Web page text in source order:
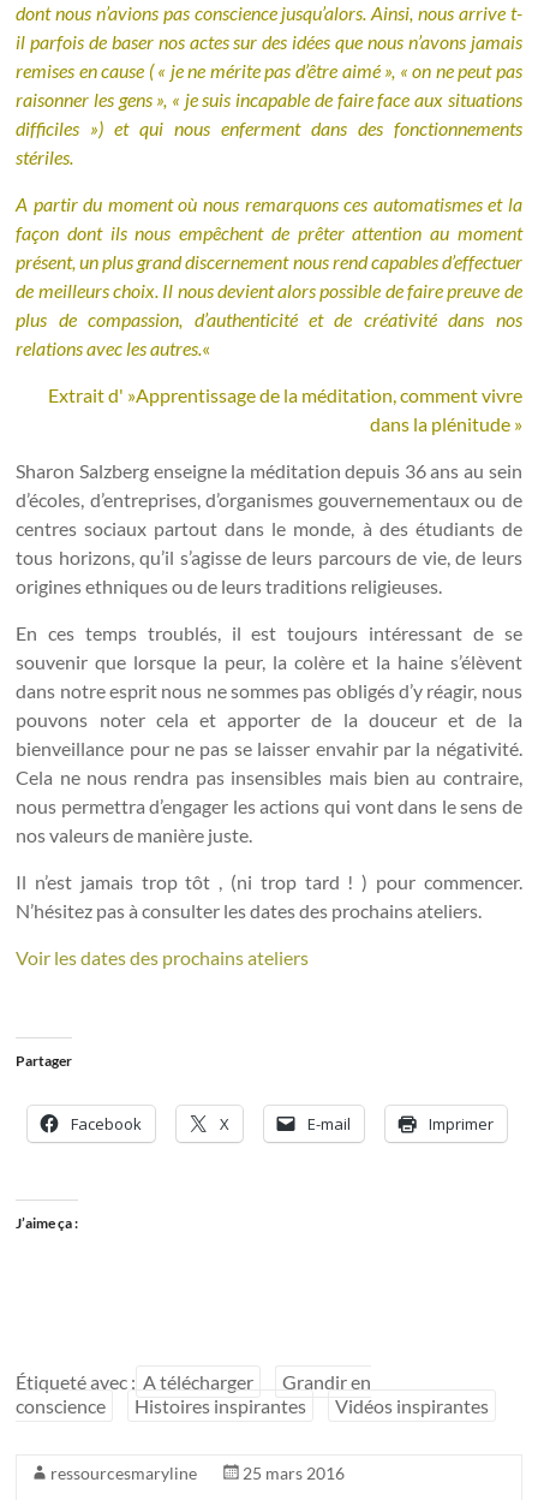
dont nous n’avions pas conscience jusqu’alors. Ainsi, nous arrive t-
il parfois de baser nos actes sur des idées que nous n’avons jamais
remises en cause ( « je ne mérite pas d’être aimé », « on ne peut pas
raisonner les gens », « je suis incapable de faire face aux situations
difficiles ») et qui nous enferment dans des fonctionnements
stériles.
A partir du moment où nous remarquons ces automatismes et la
façon dont ils nous empêchent de prêter attention au moment
présent, un plus grand discernement nous rend capables d’effectuer
de meilleurs choix. Il nous devient alors possible de faire preuve de
plus de compassion, d’authenticité et de créativité dans nos
relations avec les autres.«
Extrait d' »Apprentissage de la méditation, comment vivre
dans la plénitude »
Sharon Salzberg enseigne la méditation depuis 36 ans au sein
d’écoles, d’entreprises, d’organismes gouvernementaux ou de
centres sociaux partout dans le monde, à des étudiants de
tous horizons, qu’il s’agisse de leurs parcours de vie, de leurs
origines ethniques ou de leurs traditions religieuses.
En ces temps troublés, il est toujours intéressant de se
souvenir que lorsque la peur, la colère et la haine s’élèvent
dans notre esprit nous ne sommes pas obligés d’y réagir, nous
pouvons noter cela et apporter de la douceur et de la
bienveillance pour ne pas se laisser envahir par la négativité.
Cela ne nous rendra pas insensibles mais bien au contraire,
nous permettra d’engager les actions qui vont dans le sens de
nos valeurs de manière juste.
Il n’est jamais trop tôt , (ni trop tard ! ) pour commencer.
N’hésitez pas à consulter les dates des prochains ateliers.
Voir les dates des prochains ateliers
Partager
Facebook X E-mail Imprimer
J’aime ça :
Étiqueté avec : A télécharger
Grandir en
conscience
Histoires inspirantes Vidéos inspirantes
ressourcesmaryline
25 mars 2016